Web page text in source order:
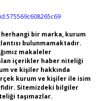
bir marka, kurum
bulunmamaktadır.
makaleler
içerikler haber niteliği
ve kişiler hakkında
kurum ve kişiler ile isim
Sitemizdeki bilgiler
taşımazlar.